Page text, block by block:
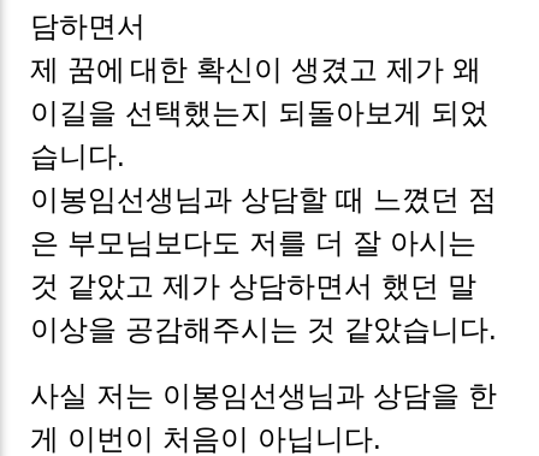
담하면서
제 꿈에 대한 확신이 생겼고 제가 왜
이길을 선택했는지 되돌아보게 되었
습니다.
이봉임선생님과 상담할 때 느꼈던 점
은 부모님보다도 저를 더 잘 아시는
것 같았고 제가 상담하면서 했던 말
이상을 공감해주시는 것 같았습니다.
사실 저는 이봉임선생님과 상담을 한
게 이번이 처음이 아닙니다.